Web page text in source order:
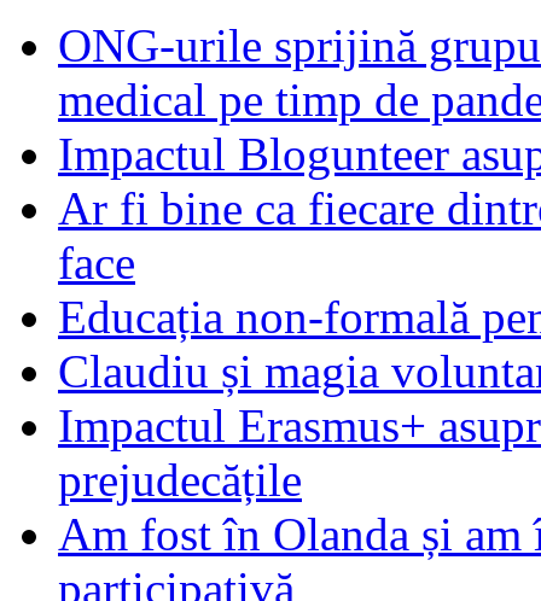
ONG-urile sprijină
medical pe timp de
Impactul Blogunteer
Ar fi bine ca fiecare
face
Educația non-formală
Claudiu și magia
Impactul Erasmus+
prejudecățile
Am fost în Olanda și am
participativă